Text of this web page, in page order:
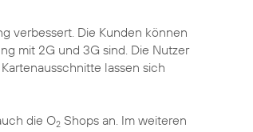
verbessert. Die Kunden können
mit 2G und 3G sind. Die Nutzer
lassen sich
die O2 Shops an. Im weiteren